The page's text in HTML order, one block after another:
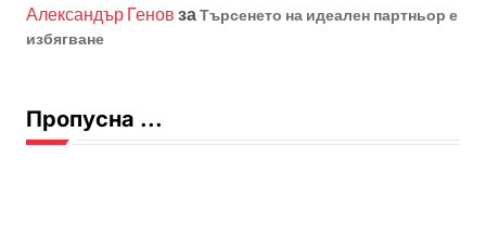
Александър Генов заТърсенето на идеален партньор е
избягване
Пропусна ...